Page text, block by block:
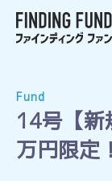
Fund
14号【新
万円限定